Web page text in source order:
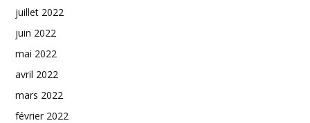
juillet 2022
juin 2022
mai 2022
avril 2022
mars 2022
février 2022